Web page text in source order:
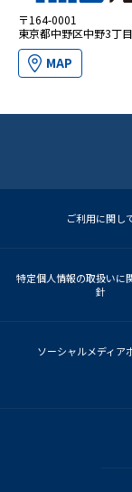
〒164-0001
東京都中野区中野3丁
MAP
ご利用に関し
特定個人情報の取扱いに
針
ソーシャルメディア